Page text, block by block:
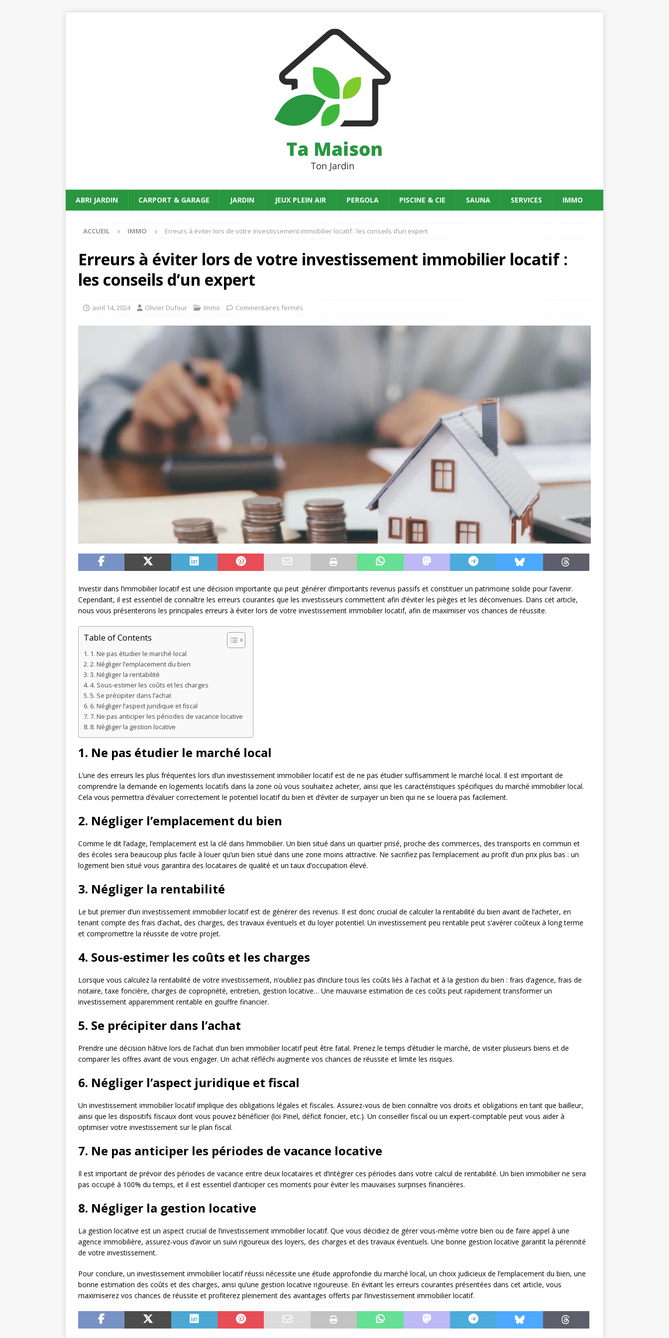
ABRI JARDIN CARPORT & GARAGE JARDIN JEUX PLEIN AIR PERGOLA PISCINE & CIE SAUNA SERVICES IMMO
ACCUEIL IMMO Erreurs à éviter lors de votre investissement immobilier locatif : les conseils d’un expert
Erreurs à éviter lors de votre investissement immobilier locatif :
les conseils d’un expert
avril 14, 2024 Olivier Dufour Immo Commentaires fermés
Investir dans l’immobilier locatif est une décision importante qui peut générer d’importants revenus passifs et constituer un patrimoine solide pour l’avenir.
Cependant, il est essentiel de connaître les erreurs courantes que les investisseurs commettent afin d’éviter les pièges et les déconvenues. Dans cet article,
nous vous présenterons les principales erreurs à éviter lors de votre investissement immobilier locatif, afin de maximiser vos chances de réussite.
Table of Contents
1. Ne pas étudier le marché local
2. Négliger l’emplacement du bien
3. Négliger la rentabilité
4. Sous-estimer les coûts et les charges
5. Se précipiter dans l’achat
6. Négliger l’aspect juridique et fiscal
7. Ne pas anticiper les périodes de vacance locative
8. Négliger la gestion locative
1. Ne pas étudier le marché local
L’une des erreurs les plus fréquentes lors d’un investissement immobilier locatif est de ne pas étudier suffisamment le marché local. Il est important de
comprendre la demande en logements locatifs dans la zone où vous souhaitez acheter, ainsi que les caractéristiques spécifiques du marché immobilier local.
Cela vous permettra d’évaluer correctement le potentiel locatif du bien et d’éviter de surpayer un bien qui ne se louera pas facilement.
2. Négliger l’emplacement du bien
Comme le dit l’adage, l’emplacement est la clé dans l’immobilier. Un bien situé dans un quartier prisé, proche des commerces, des transports en commun et
des écoles sera beaucoup plus facile à louer qu’un bien situé dans une zone moins attractive. Ne sacrifiez pas l’emplacement au profit d’un prix plus bas : un
logement bien situé vous garantira des locataires de qualité et un taux d’occupation élevé.
3. Négliger la rentabilité
Le but premier d’un investissement immobilier locatif est de générer des revenus. Il est donc crucial de calculer la rentabilité du bien avant de l’acheter, en
tenant compte des frais d’achat, des charges, des travaux éventuels et du loyer potentiel. Un investissement peu rentable peut s’avérer coûteux à long terme
et compromettre la réussite de votre projet.
4. Sous-estimer les coûts et les charges
Lorsque vous calculez la rentabilité de votre investissement, n’oubliez pas d’inclure tous les coûts liés à l’achat et à la gestion du bien : frais d’agence, frais de
notaire, taxe foncière, charges de copropriété, entretien, gestion locative… Une mauvaise estimation de ces coûts peut rapidement transformer un
investissement apparemment rentable en gouffre financier.
5. Se précipiter dans l’achat
Prendre une décision hâtive lors de l’achat d’un bien immobilier locatif peut être fatal. Prenez le temps d’étudier le marché, de visiter plusieurs biens et de
comparer les offres avant de vous engager. Un achat réfléchi augmente vos chances de réussite et limite les risques.
6. Négliger l’aspect juridique et fiscal
Un investissement immobilier locatif implique des obligations légales et fiscales. Assurez-vous de bien connaître vos droits et obligations en tant que bailleur,
ainsi que les dispositifs fiscaux dont vous pouvez bénéficier (loi Pinel, déficit foncier, etc.). Un conseiller fiscal ou un expert-comptable peut vous aider à
optimiser votre investissement sur le plan fiscal.
7. Ne pas anticiper les périodes de vacance locative
Il est important de prévoir des périodes de vacance entre deux locataires et d’intégrer ces périodes dans votre calcul de rentabilité. Un bien immobilier ne sera
pas occupé à 100% du temps, et il est essentiel d’anticiper ces moments pour éviter les mauvaises surprises financières.
8. Négliger la gestion locative
La gestion locative est un aspect crucial de l’investissement immobilier locatif. Que vous décidiez de gérer vous-même votre bien ou de faire appel à une
agence immobilière, assurez-vous d’avoir un suivi rigoureux des loyers, des charges et des travaux éventuels. Une bonne gestion locative garantit la pérennité
de votre investissement.
Pour conclure, un investissement immobilier locatif réussi nécessite une étude approfondie du marché local, un choix judicieux de l’emplacement du bien, une
bonne estimation des coûts et des charges, ainsi qu’une gestion locative rigoureuse. En évitant les erreurs courantes présentées dans cet article, vous
maximiserez vos chances de réussite et profiterez pleinement des avantages offerts par l’investissement immobilier locatif.